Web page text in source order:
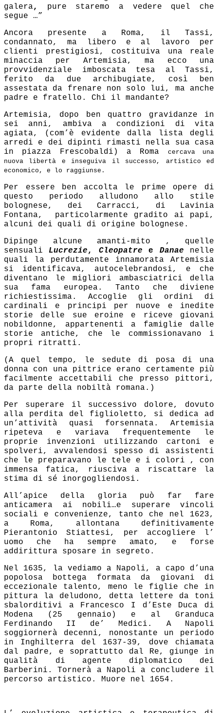
galera,
pure staremo a vedere quel che
segue …”
Ancora presente a Roma, il Tassi,
condannato, ma libero e al lavoro per
clienti prestigiosi, costituiva una reale
minaccia per Artemisia, ma ecco una
provvidenziale imboscata tesa al Tassi,
ferito da due archibugiate, così ben
assestata da frenare non solo lui, ma anche
padre e fratello. Chi il mandante?
Artemisia, dopo ben quattro gravidanze in
sei anni, ambiva a condizioni di vita
agiata, (com’è evidente dalla lista degli
arredi e dei dipinti rimasti nella sua casa
in piazza Frescobaldi) a Roma
cercava una
nuova libertà e inseguiva il successo, artistico ed
economico, e lo raggiunse.
Per essere ben accolta le prime opere di
questo periodo alludono allo stile
bolognese, dei Carracci, di Lavinia
Fontana, particolarmente gradito ai papi,
alcuni dei quali di origine bolognese.
Dipinge alcune amanti-mito , quelle
sensuali Lucrezie, Cleopatree Danae nelle
quali la perdutamente innamorata Artemisia
si identificava, autocelebrandosi, e che
diventano le migliori ambasciatrici della
sua fama europea. Tanto che diviene
richiestissima. Accoglie gli ordini di
cardinali e principi per nuove e inedite
storie delle sue eroine e riceve giovani
nobildonne, appartenenti a famiglie dalle
storie antiche, che le commissionavano i
propri ritratti.
(A quel tempo, le sedute di posa di una
donna con una pittrice erano certamente più
facilmente accettabili che presso pittori,
da parte della nobiltà romana.)
Per superare il successivo dolore, dovuto
alla perdita del figlioletto, si dedica ad
un’attività quasi forsennata. Artemisia
ripeteva e variava
frequentemente le
proprie invenzioni utilizzando cartoni e
spolveri, avvalendosi spesso di assistenti
che le
preparavano le tele e i colori , con
immensa fatica, riusciva a riscattare la
stima di sé inorgogliendosi.
All’apice della gloria può far fare
anticamera ai nobili…e superare vincoli
sociali e convenienze, tanto che nel 1623,
a Roma, allontana definitivamente
Pierantonio Stiattesi, per accogliere l’
uomo che ha sempre amato, e forse
addirittura sposare in segreto.
Nel 1635, la vediamo a Napoli, a capo d’una
popolosa bottega formata da giovani di
eccezionale talento, meno le figlie che in
pittura la deludono, detta lettere da toni
sbalorditivi a Francesco I d’Este Duca di
Modena (25 gennaio) e al Granduca
Ferdinando II de’ Medici. A Napoli
soggiornerà decenni, nonostante un periodo
in Inghilterra del 1637-39, dove chiamata
dal padre, e soprattutto dal Re, giunge in
qualità di agente diplomatico dei
Barberini. Tornerà a Napoli a concludere il
percorso artistico. Muore nel 1654.